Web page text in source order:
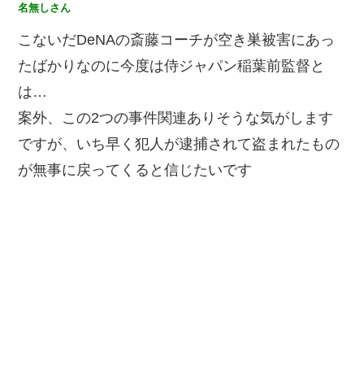
名無しさん
こないだDeNAの斎藤コーチが空き巣被害にあっ
たばかりなのに今度は侍ジャパン稲葉前監督と
は…
案外、この2つの事件関連ありそうな気がします
ですが、いち早く犯人が逮捕されて盗まれたもの
が無事に戻ってくると信じたいです